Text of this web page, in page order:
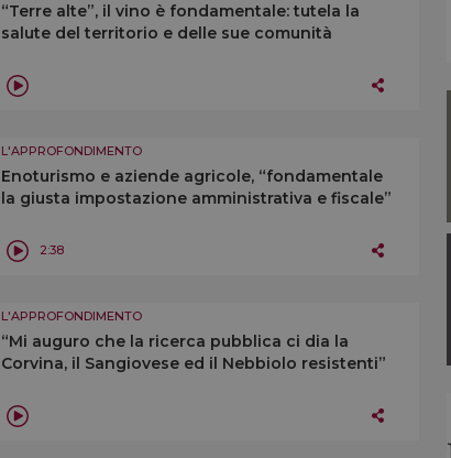
“Terre alte”, il vino è fondamentale: tutela la
salute del territorio e delle sue comunità
L'APPROFONDIMENTO
Enoturismo e aziende agricole, “fondamentale
la giusta impostazione amministrativa e fiscale”
2:38
L'APPROFONDIMENTO
“Mi auguro che la ricerca pubblica ci dia la
Corvina, il Sangiovese ed il Nebbiolo resistenti”